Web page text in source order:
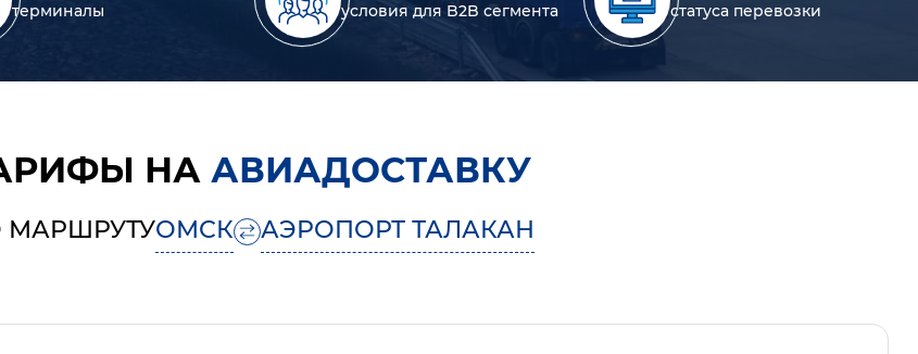
терминалы
условия для B2B сегмента
статуса перевозки
НА АВИАДОСТАВКУ
МАРШРУТУОМСК АЭРОПОРТ ТАЛАКАН